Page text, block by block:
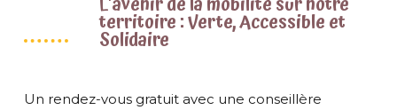
territoire : Verte, Accessible et
Solidaire
Un rendez-vous gratuit avec une conseillère